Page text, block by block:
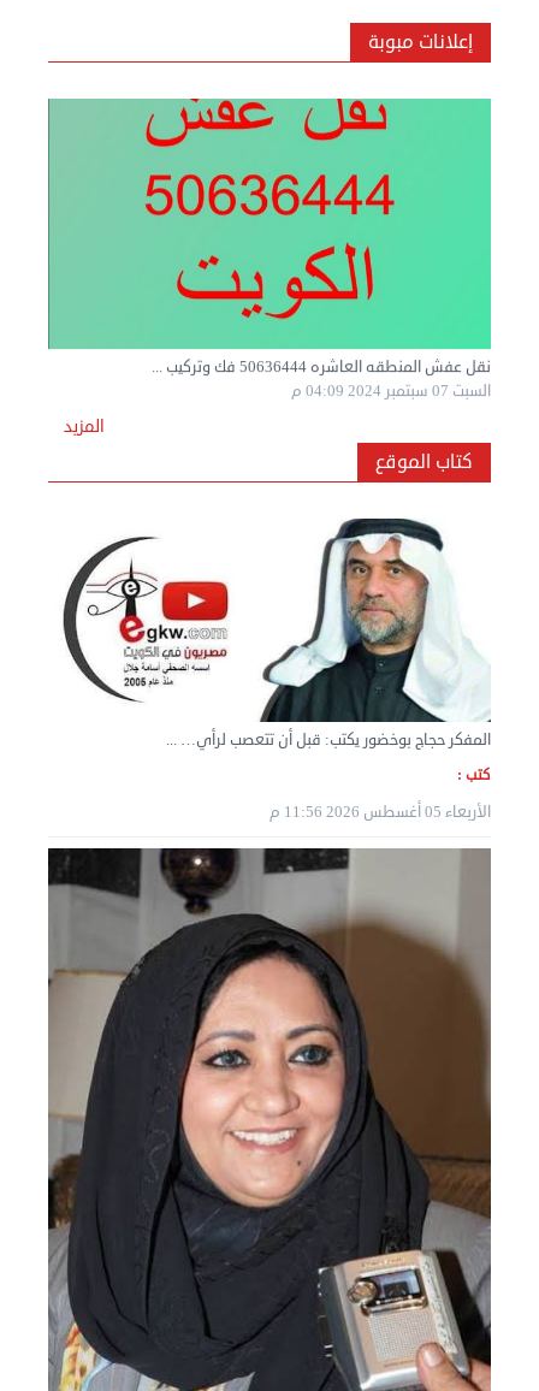
إعلانات مبوبة
نقل عفش المنطقه العاشره 50636444 فك وتركيب ...
نقل عفش المنطقه العاشره 50636444 فك وتركيب ...
السبت 07 سبتمبر 2024 04:08 م
نقل عفش الكويت 50636444 فك وتركيب ايكيا محلي ...
نقل عفش الكويت 50636444 فك وتركيب ايكيا محلي ...
المزيد
كتاب الموقع
المفكر حجاج بوخضور يكتب: قبل أن تتعصب لرأي… ...
كتب :
الأربعاء 05 أغسطس 2026 11:56 م